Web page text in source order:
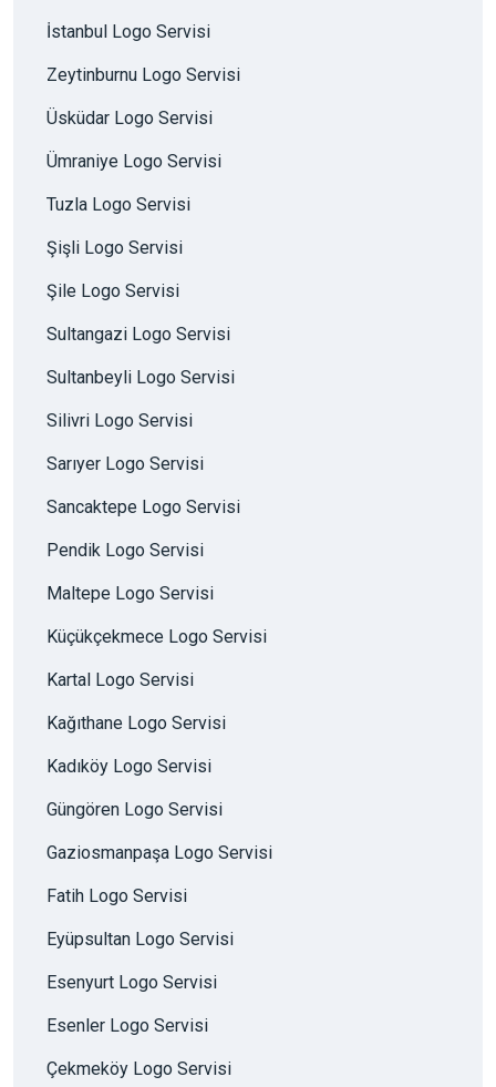
İstanbul Logo Servisi
Zeytinburnu Logo Servisi
Üsküdar Logo Servisi
Ümraniye Logo Servisi
Tuzla Logo Servisi
Şişli Logo Servisi
Şile Logo Servisi
Sultangazi Logo Servisi
Sultanbeyli Logo Servisi
Silivri Logo Servisi
Sarıyer Logo Servisi
Sancaktepe Logo Servisi
Pendik Logo Servisi
Maltepe Logo Servisi
Küçükçekmece Logo Servisi
Kartal Logo Servisi
Kağıthane Logo Servisi
Kadıköy Logo Servisi
Güngören Logo Servisi
Gaziosmanpaşa Logo Servisi
Fatih Logo Servisi
Eyüpsultan Logo Servisi
Esenyurt Logo Servisi
Esenler Logo Servisi
Çekmeköy Logo Servisi